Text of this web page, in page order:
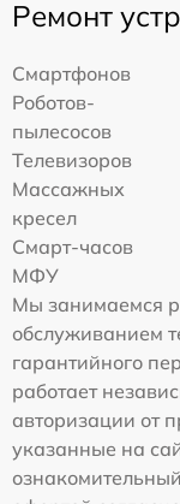
Ремонт
Смартфонов
Роботов-
пылесосов
Телевизоров
Массажных
кресел
Смарт-часов
МФУ
Мы занимаемся
обслуживанием
гарантийного
работает
авторизации от
указанные на